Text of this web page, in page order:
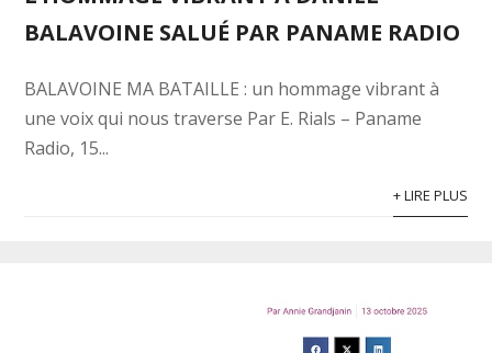
BALAVOINE SALUÉ PAR PANAME RADIO
BALAVOINE MA BATAILLE : un hommage vibrant à
une voix qui nous traverse Par E. Rials – Paname
Radio, 15...
+ LIRE PLUS